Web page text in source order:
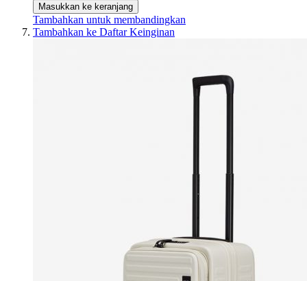
Masukkan ke keranjang
Tambahkan untuk membandingkan
Tambahkan ke Daftar Keinginan